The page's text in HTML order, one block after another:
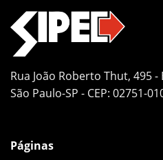
Rua João Roberto Thut, 495
São Paulo-SP - CEP: 02751-
Páginas